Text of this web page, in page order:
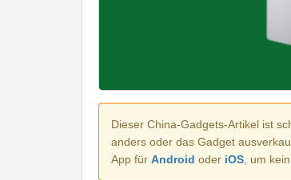
Dieser China-Gadgets-Artikel ist
anders oder das Gadget
App für Android oder iOS , um